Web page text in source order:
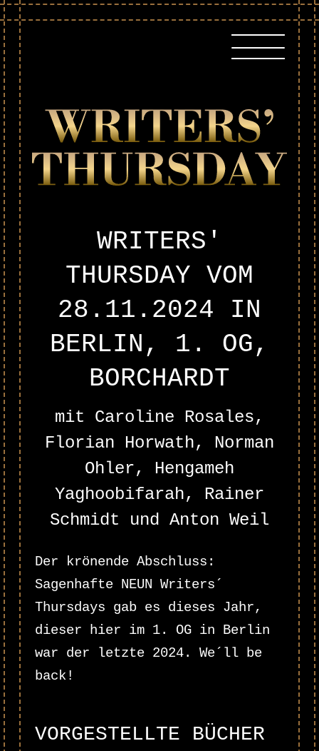
Skip
to
content
WRITERS'
THURSDAY VOM
28.11.2024 IN
BERLIN, 1. OG,
BORCHARDT
mit Caroline Rosales,
Florian Horwath, Norman
Ohler, Hengameh
Yaghoobifarah, Rainer
Schmidt und Anton Weil
Der krönende Abschluss:
Sagenhafte NEUN Writers´
Thursdays gab es dieses Jahr,
dieser hier im 1. OG in Berlin
war der letzte 2024. We´ll be
back!
VORGESTELLTE BÜCHER